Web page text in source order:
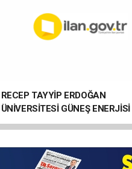
RECEP TAYYİP ERDOĞAN
ÜNİVERSİTESİ GÜNEŞ ENERJİSİ
SANTRALİ (GES) YAPIM İŞİ